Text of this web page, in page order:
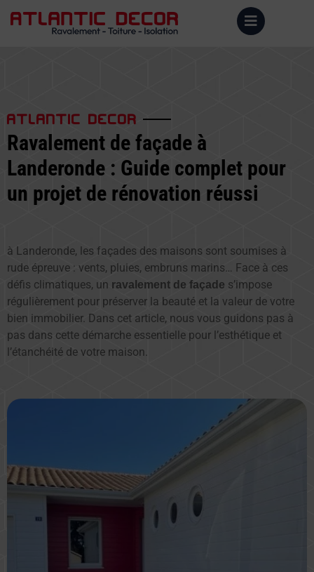
ATLANTIC DECOR
Ravalement de façade à
Landeronde : Guide complet pour
un projet de rénovation réussi
à Landeronde, les façades des maisons sont soumises à
rude épreuve : vents, pluies, embruns marins… Face à ces
défis climatiques, un ravalement de façade s’impose
régulièrement pour préserver la beauté et la valeur de votre
bien immobilier. Dans cet article, nous vous guidons pas à
pas dans cette démarche essentielle pour l’esthétique et
l’étanchéité de votre maison.